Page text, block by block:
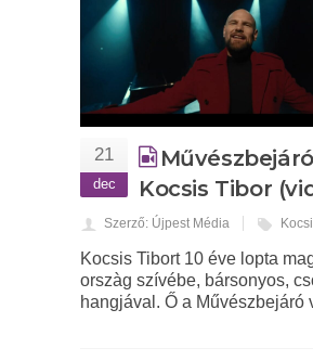
21
dec
Kocsis Tibor
Szerző: Újpest Média
Kocsis Tibort 10 éve lopta
orszàg szívébe, bársonyos,
hangjával. Ő a Művészbejáró